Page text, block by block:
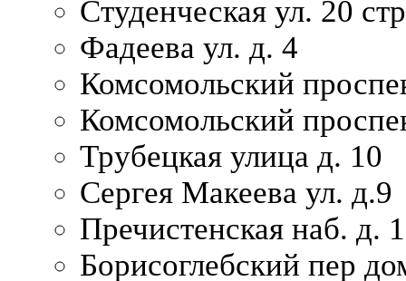
Студенческая ул. 20
Фадеева ул. д. 4
Комсомольский
Комсомольский
Трубецкая улица д. 10
Сергея Макеева ул. д.9
Пречистенская наб. д.
Борисоглебский пер